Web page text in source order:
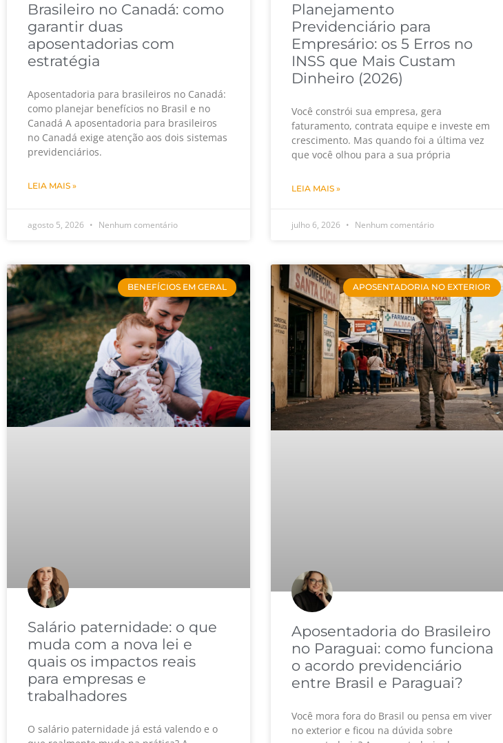
Brasileiro no Canadá: como
garantir duas
aposentadorias com
estratégia
Aposentadoria para brasileiros no Canadá:
como planejar benefícios no Brasil e no
Canadá A aposentadoria para brasileiros
no Canadá exige atenção aos dois sistemas
previdenciários.
LEIA MAIS »
agosto 5, 2026 Nenhum comentário
Planejamento
Previdenciário para
Empresário: os 5 Erros no
INSS que Mais Custam
Dinheiro (2026)
Você constrói sua empresa, gera
faturamento, contrata equipe e investe em
crescimento. Mas quando foi a última vez
que você olhou para a sua própria
LEIA MAIS »
julho 6, 2026 Nenhum comentário
BENEFÍCIOS EM GERAL
Salário paternidade: o que
muda com a nova lei e
quais os impactos reais
para empresas e
trabalhadores
O salário paternidade já está valendo e o
APOSENTADORIA NO EXTERIOR
Aposentadoria do Brasileiro
no Paraguai: como funciona
o acordo previdenciário
entre Brasil e Paraguai?
Você mora fora do Brasil ou pensa em viver
no exterior e ficou na dúvida sobre